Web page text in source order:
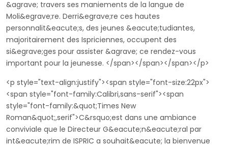
&agrave; travers ses maniements de la langue de
Moli&egrave;re. Derri&egrave;re ces hautes
personnalit&eacute;s, des jeunes &eacute;tudiantes,
majoritairement des Ispriciennes, occupent des
si&egrave;ges pour assister &agrave; ce rendez-vous
important pour la jeunesse. </span></span></span></p>
<p style="text-align:justify"><span style="font-size:22px">
<span style="font-family:Calibri,sans-serif"><span
style="font-family:&quot;Times New
Roman&quot;,serif">C&rsquo;est dans une ambiance
conviviale que le Directeur G&eacute;n&eacute;ral par
int&eacute;rim de ISPRIC a souhait&eacute; la bienvenue